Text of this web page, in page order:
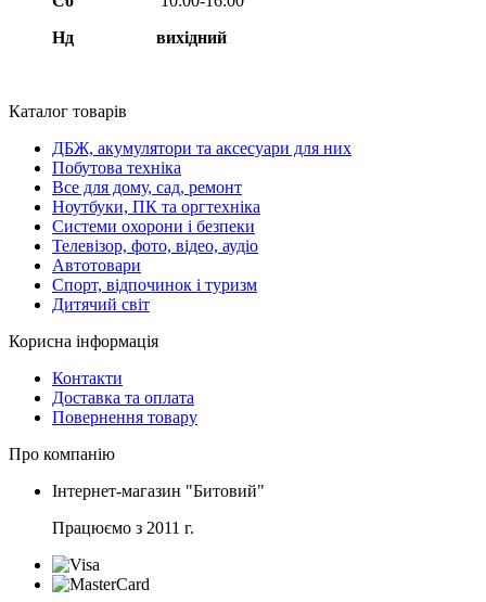
Нд вихідний
Каталог товарів
ДБЖ, акумулятори та аксесуари для них
Побутова техніка
Все для дому, сад, ремонт
Ноутбуки, ПК та оргтехніка
Системи охорони і безпеки
Телевізор, фото, відео, аудіо
Автотовари
Спорт, відпочинок і туризм
Дитячий світ
Корисна інформація
Контакти
Доставка та оплата
Повернення товару
Про компанію
Інтернет-магазин "Битовий"
Працюємо з 2011 г.